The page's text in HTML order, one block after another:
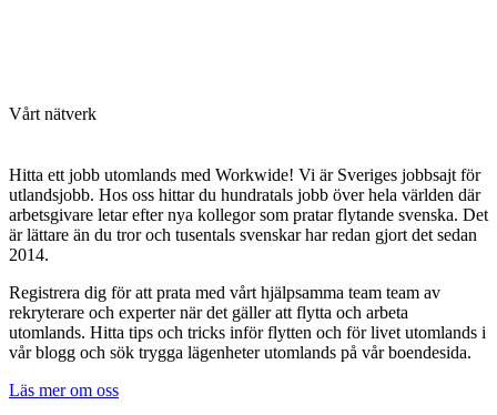
Vårt nätverk
Hitta ett jobb utomlands med Workwide! Vi är Sveriges jobbsajt för
utlandsjobb. Hos oss hittar du hundratals jobb över hela världen där
arbetsgivare letar efter nya kollegor som pratar flytande svenska. Det
är lättare än du tror och tusentals svenskar har redan gjort det sedan
2014.
Registrera dig för att prata med vårt hjälpsamma team team av
rekryterare och experter när det gäller att flytta och arbeta
utomlands. Hitta tips och tricks inför flytten och för livet utomlands i
vår blogg och sök trygga lägenheter utomlands på vår boendesida.
Läs mer om oss